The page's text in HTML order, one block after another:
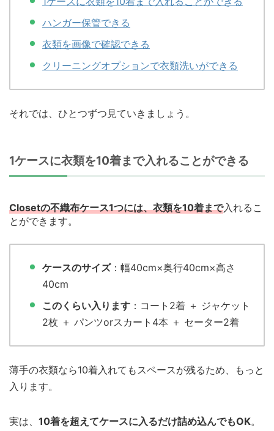
ハンガー保管できる
衣類を画像で確認できる
クリーニングオプションで衣類洗いができる
それでは、ひとつずつ見ていきましょう。
1ケースに衣類を10着まで入れることができる
Closetの不織布ケース1つには、衣類を10着まで入れるこ
とができます。
ケースのサイズ：幅40cm×奥行40cm×高さ
40cm
このくらい入ります ：コート2着 ＋ ジャケット
2枚 ＋ パンツorスカート4本 ＋ セーター2着
薄手の衣類なら10着入れてもスペースが残るため、もっと
入ります。
実は、 10着を超えてケースに入るだけ詰め込んでもOK。